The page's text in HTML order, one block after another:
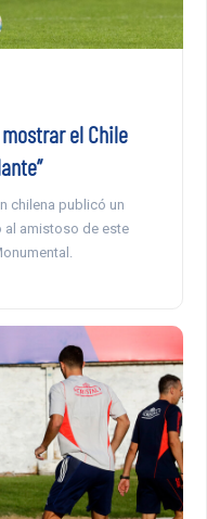
el Chile
chilena publicó un
al amistoso de este